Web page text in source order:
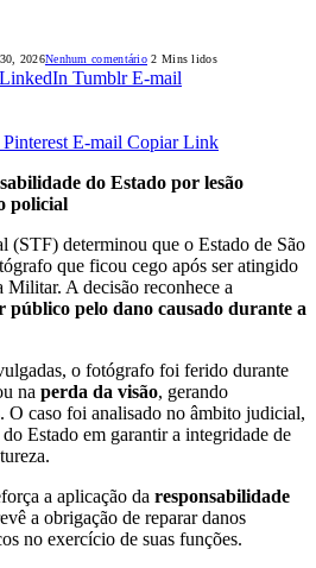
2026Nenhum comentário 2 Mins lidos
LinkedIn Tumblr E-mail
Pinterest E-mail Copiar Link
do Estado por lesão
policial
(STF) determinou que o Estado de São
que ficou cego após ser atingido
Militar. A decisão reconhece a
público pelo dano causado durante a
o fotógrafo foi ferido durante
na perda da visão, gerando
O caso foi analisado no âmbito judicial,
Estado em garantir a integridade de
a aplicação da responsabilidade
a obrigação de reparar danos
no exercício de suas funções.